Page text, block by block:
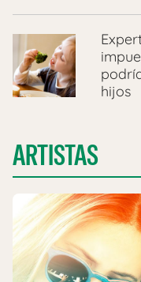
hijos
ARTISTAS